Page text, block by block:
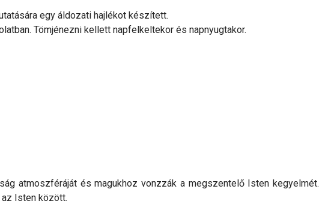
egy áldozati hajlékot készített.
Tömjénezni kellett napfelkeltekor és napnyugtakor.
atmoszféráját és magukhoz vonzzák a megszentelő Isten kegyelmét.
Isten között.